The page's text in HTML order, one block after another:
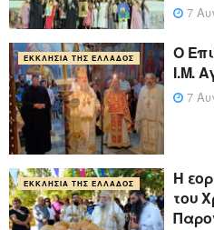
7
ΕΚΚΛΗΣΊΑ ΤΗΣ ΕΛΛΆΔΟΣ
Ο
Ι.Μ.
7
ΕΚΚΛΗΣΊΑ ΤΗΣ ΕΛΛΆΔΟΣ
Η
του